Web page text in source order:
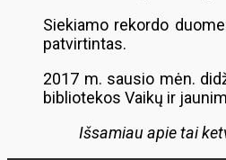
Siekiamo rekordo
patvirtintas.
2017 m. sausio mėn.
bibliotekos Vaikų ir
Išsamiau apie tai